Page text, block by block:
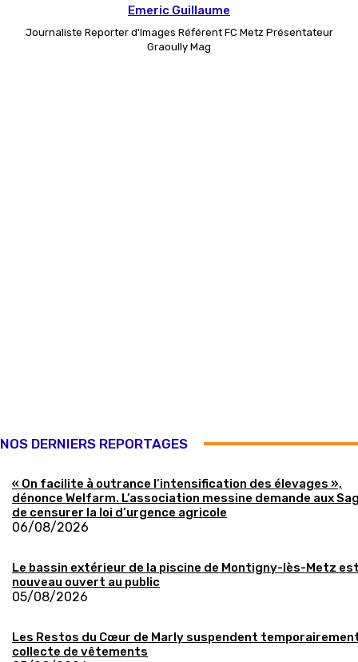
Emeric Guillaume
Journaliste Reporter d'Images Référent FC Metz Présentateur
Graoully Mag
NOS DERNIERS REPORTAGES
« On facilite à outrance l’intensification des élevages »,
dénonce Welfarm. L’association messine demande aux
de censurer la loi d’urgence agricole
06/08/2026
Le bassin extérieur de la piscine de Montigny-lès-Metz
nouveau ouvert au public
05/08/2026
Les Restos du Cœur de Marly suspendent
collecte de vêtements